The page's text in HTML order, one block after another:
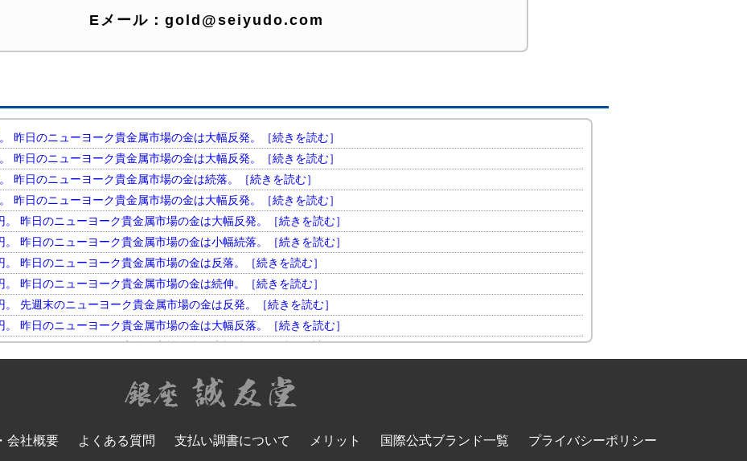
Eメール： gold@seiyudo.com
昨日のニューヨーク貴金属市場の金は大幅反発。［続きを読む］
昨日のニューヨーク貴金属市場の金は大幅反発。［続きを読む］
昨日のニューヨーク貴金属市場の金は続落。［続きを読む］
昨日のニューヨーク貴金属市場の金は大幅反発。［続きを読む］
昨日のニューヨーク貴金属市場の金は大幅反発。［続きを読む］
昨日のニューヨーク貴金属市場の金は小幅続落。［続きを読む］
昨日のニューヨーク貴金属市場の金は反落。［続きを読む］
昨日のニューヨーク貴金属市場の金は続伸。［続きを読む］
先週末のニューヨーク貴金属市場の金は反発。［続きを読む］
昨日のニューヨーク貴金属市場の金は大幅反落。［続きを読む］
昨日のニューヨーク貴金属市場の金は大幅続伸。［続きを読む］
。 昨日のニューヨーク貴金属市場の金は小幅反落。［続きを読む］
。 昨日のニューヨーク貴金属市場の金は大幅続落。［続きを読む］
昨日のニューヨーク貴金属市場の金は大幅反発。［続きを読む］
会社概要 よくある質問 支払い調書について メリット 国際公式ブランド一覧 プライバシーポリシー